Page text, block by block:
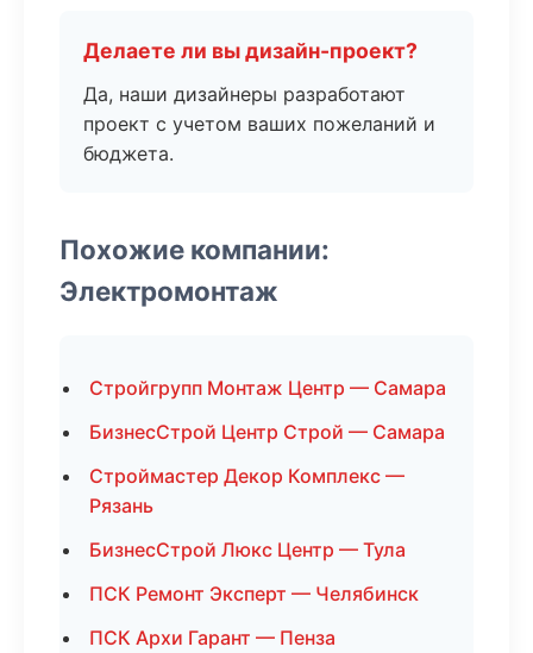
Делаете ли вы дизайн-проект?
Да, наши дизайнеры разработают
проект с учетом ваших пожеланий и
бюджета.
Похожие компании:
Электромонтаж
Стройгрупп Монтаж Центр — Самара
БизнесСтрой Центр Строй — Самара
Строймастер Декор Комплекс —
Рязань
БизнесСтрой Люкс Центр — Тула
ПСК Ремонт Эксперт — Челябинск
ПСК Архи Гарант — Пенза